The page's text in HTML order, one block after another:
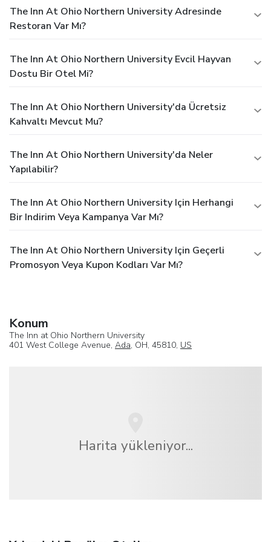
The Inn At Ohio Northern University Adresinde
Restoran Var Mı?
The Inn At Ohio Northern University Evcil Hayvan
Dostu Bir Otel Mi?
The Inn At Ohio Northern University'da Ücretsiz
Kahvaltı Mevcut Mu?
The Inn At Ohio Northern University'da Neler
Yapılabilir?
The Inn At Ohio Northern University Için Herhangi
Bir Indirim Veya Kampanya Var Mı?
The Inn At Ohio Northern University Için Geçerli
Promosyon Veya Kupon Kodları Var Mı?
Konum
The Inn at Ohio Northern University
401 West College Avenue, Ada, OH, 45810, US
Harita yükleniyor...